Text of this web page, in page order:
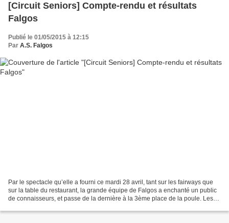
[Circuit Seniors] Compte-rendu et résultats
Falgos
Publié le 01/05/2015 à 12:15
Par A.S. Falgos
Par le spectacle qu’elle a fourni ce mardi 28 avril, tant sur les fairways que
sur la table du restaurant, la grande équipe de Falgos a enchanté un public
de connaisseurs, et passe de la dernière à la 3ème place de la poule. Les